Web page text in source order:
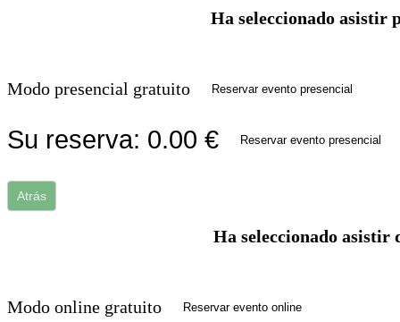
Ha seleccionado asistir
Modo presencial gratuito Reservar evento presencial
Su reserva: 0.00 € Reservar evento presencial
Atrás
Ha seleccionado asistir
Modo online gratuito Reservar evento online